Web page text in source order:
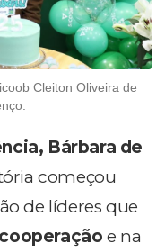
Cleiton Oliveira de
Bárbara de
começou
de líderes que
e na